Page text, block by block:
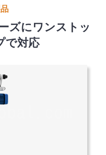
ズにワンストッ
で対応